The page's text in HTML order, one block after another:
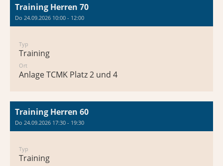
Training Herren 70
Do 24.09.2026 10:00 - 12:00
Typ
Training
Ort
Anlage TCMK Platz 2 und 4
Training Herren 60
Do 24.09.2026 17:30 - 19:30
Typ
Training